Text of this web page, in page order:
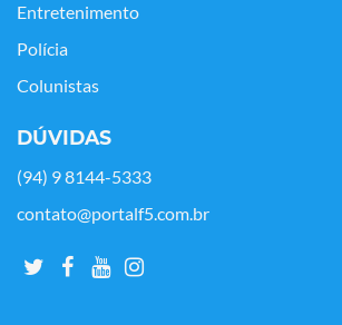
Entretenimento
Polícia
Colunistas
DÚVIDAS
(94) 9 8144-5333
contato@portalf5.com.br